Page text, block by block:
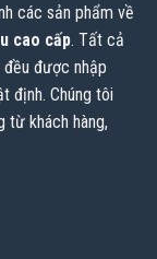
các sản phẩm về
cao cấp. Tất cả
được nhập
định. Chúng tôi
từ khách hàng,